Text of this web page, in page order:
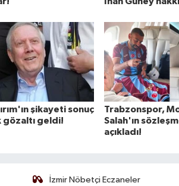
şikayeti sonuç
gözaltı geldi!
Trabzonspor,
Salah'ın
açıkladı!
İzmir Nöbetçi Eczaneler